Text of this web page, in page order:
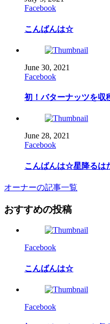
Facebook
こんばんは☆
June 30, 2021
Facebook
初！バターナッツを収
June 28, 2021
Facebook
こんばんは☆星降るは
オーナーの記事一覧
おすすめの投稿
Facebook
こんばんは☆
Facebook